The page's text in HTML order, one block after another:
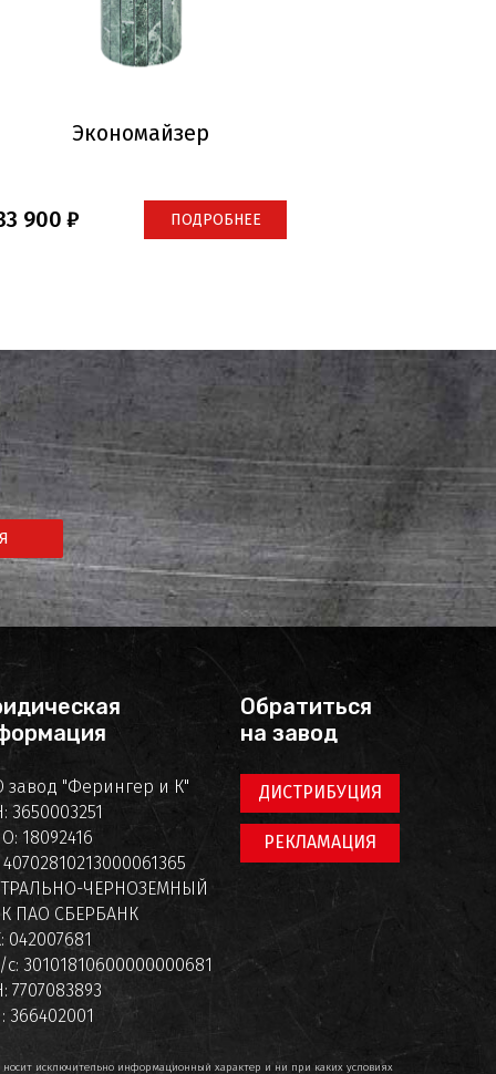
Экономайзер
900 ПОДРОБНЕЕ
"Ферингер и К"
3650003251
18092416
ЧЕРНОЗЕМНЫЙ
ПАО СБЕРБАНК
042007681
30101810600000000681
7707083893
366402001
Обратиться
на завод
ДИСТРИБУЦИЯ
РЕКЛАМАЦИЯ
исключительно информационный характер и ни при каких условиях